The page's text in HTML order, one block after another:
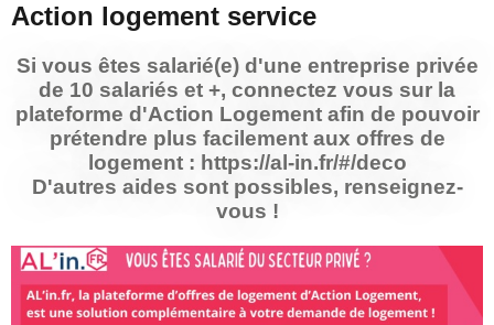
Action logement service
Si vous êtes salarié(e) d'une entreprise privée
de 10 salariés et +, connectez vous sur la
plateforme d'Action Logement afin de pouvoir
prétendre plus facilement aux offres de
logement : https://al-in.fr/#/deco
D'autres aides sont possibles, renseignez-
vous !